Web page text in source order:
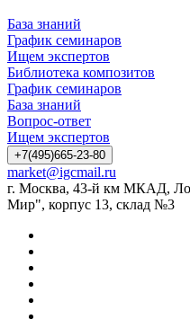
База знаний
График семинаров
Ищем экспертов
Библиотека композитов
График семинаров
База знаний
Вопрос-ответ
Ищем экспертов
+7(495)665-23-80
market@igcmail.ru
г. Москва, 43-й км МКАД,
Мир", корпус 13, склад №3